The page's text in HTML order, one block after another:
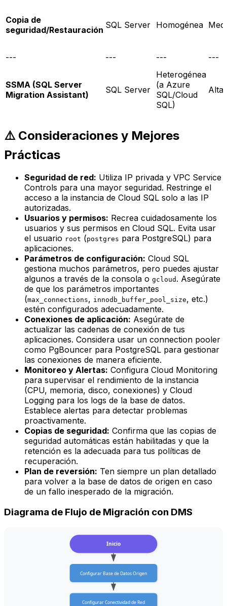
Copia de
seguridad/Restauración SQL Server Homogénea
--- --- --- ---
SSMA (SQL Server
Migration Assistant)
SQL Server
Heterogénea
(a Azure
SQL/Cloud
SQL)
Alta
⚠️ Consideraciones y Mejores
Prácticas
Seguridad de red: Utiliza IP privada y VPC Service
Controls para una mayor seguridad. Restringe el
acceso a la instancia de Cloud SQL solo a las IP
autorizadas.
Usuarios y permisos: Recrea cuidadosamente los
usuarios y sus permisos en Cloud SQL. Evita usar
el usuario root (postgres para PostgreSQL) para
aplicaciones.
Parámetros de configuración: Cloud SQL
gestiona muchos parámetros, pero puedes ajustar
algunos a través de la consola o gcloud . Asegúrate
de que los parámetros importantes
(max_connections, innodb_buffer_pool_size, etc.)
estén configurados adecuadamente.
Conexiones de aplicación: Asegúrate de
actualizar las cadenas de conexión de tus
aplicaciones. Considera usar un connection pooler
como PgBouncer para PostgreSQL para gestionar
las conexiones de manera eficiente.
Monitoreo y Alertas: Configura Cloud Monitoring
para supervisar el rendimiento de la instancia
(CPU, memoria, disco, conexiones) y Cloud
Logging para los logs de la base de datos.
Establece alertas para detectar problemas
proactivamente.
Copias de seguridad: Confirma que las copias de
seguridad automáticas están habilitadas y que la
retención es la adecuada para tus políticas de
recuperación.
Plan de reversión: Ten siempre un plan detallado
para volver a la base de datos de origen en caso
de un fallo inesperado de la migración.
Diagrama de Flujo de Migración con DMS
Inicio
Configurar Base de Datos Origen
Configurar Conectividad de Red